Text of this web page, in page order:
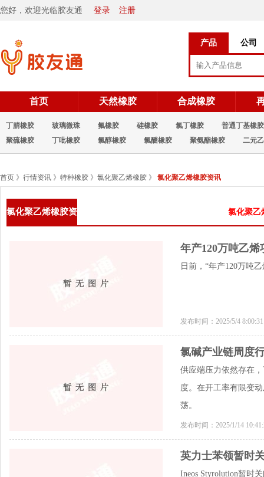
您好，欢迎光临胶友通 登录 注册
产品 公司
首页 天然橡胶 合成橡胶
丁腈橡胶 玻璃微珠 氟橡胶 硅橡胶 氯丁橡胶
普通丁基橡胶
聚硫橡胶
丁吡橡胶 氯醇橡胶 氯醚橡胶 聚氨酯橡胶 二元
首页 》 行情资讯 》 特种橡胶 》 氯化聚乙烯橡胶 》 氯化聚乙烯橡胶资讯
氯化聚乙烯橡胶资 氯化聚乙
年产120万吨乙烯
日前，“年产120万吨
发布时间：2025/5/4
氯碱产业链周度
供应端压力依然存在
度。在开工率有限变
荡。
发布时间：2025/1/14
英力士苯领暂时
Ineos Styrolution暂时